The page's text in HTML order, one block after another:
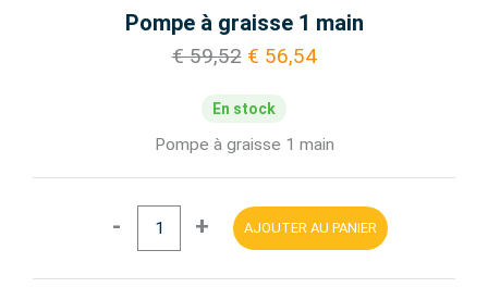
Pompe à graisse 1 main
€ 59,52 € 56,54
En stock
Pompe à graisse 1 main
- + AJOUTER AU PANIER